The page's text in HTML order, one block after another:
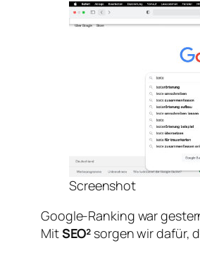
Screenshot
Google-Ranking war
MitSEO² sorgen wir dafür,